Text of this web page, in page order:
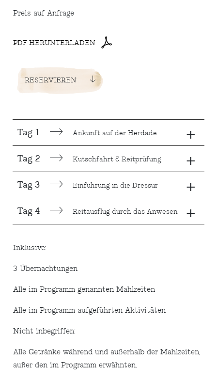
Preis auf Anfrage
PDF HERUNTERLADEN
RESERVIEREN
+
Tag 1 Ankunft auf der Herdade
+
Tag 2 Kutschfahrt & Reitprüfung
+
Tag 3 Einführung in die Dressur
+
Tag 4 Reitausflug durch das Anwesen
Inklusive:
3 Übernachtungen
Alle im Programm genannten Mahlzeiten
Alle im Programm aufgeführten Aktivitäten
Nicht inbegriffen:
Alle Getränke während und außerhalb der Mahlzeiten,
außer den im Programm erwähnten.